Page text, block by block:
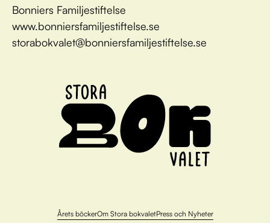
Bonniers Familjestiftelse
www.bonniersfamiljestiftelse.se
storabokvalet@bonniersfamiljestiftelse.se
Årets böckerOm Stora bokvaletPress och Nyheter